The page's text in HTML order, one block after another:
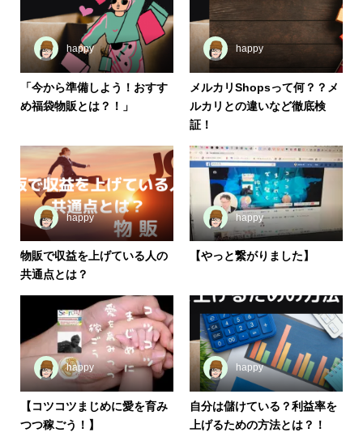
happy
「今から準備しよう！おすす
め福袋物販とは？！」
happy
メルカリShopsって何？？メ
ルカリとの違いなど徹底検
証！
happy
物販で収益を上げている人の
共通点とは？
happy
【やっと繋がりました】
happy
【コツコツまじめに愛を育み
つつ稼ごう！】
happy
自分は儲けている？利益率を
上げるための方法とは？！